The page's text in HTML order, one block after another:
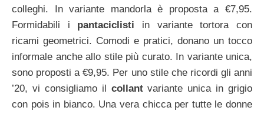
colleghi. In variante mandorla è proposta a €7,95.
Formidabili i pantaciclisti in variante tortora con
ricami geometrici. Comodi e pratici, donano un tocco
informale anche allo stile più curato. In variante unica,
sono proposti a €9,95. Per uno stile che ricordi gli anni
’20, vi consigliamo il collantvariante unica in grigio
con pois in bianco. Una vera chicca per tutte le donne